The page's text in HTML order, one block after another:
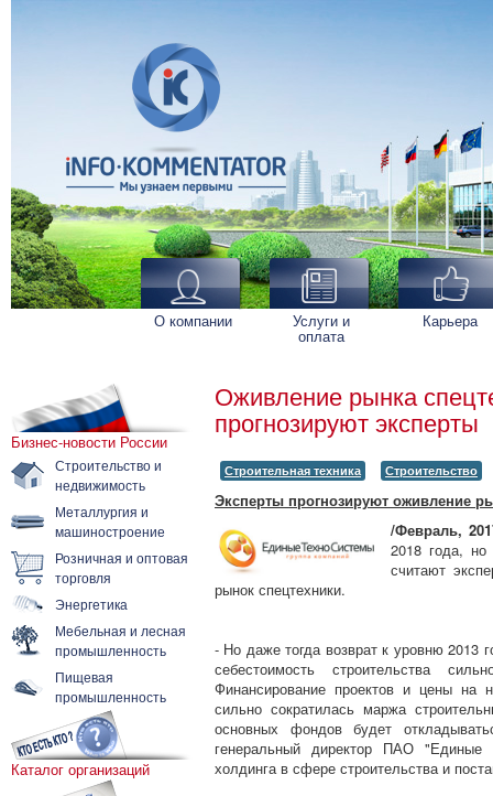
О компании Услуги и
оплата
Карьера
Бизнес-новости России
Строительство и
недвижимость
Металлургия и
машиностроение
Розничная и оптовая
торговля
Энергетика
Мебельная и лесная
промышленность
Пищевая
промышленность
Каталог организаций
Оживление рынка
прогнозируют эксперты
Строительная техника Строительство
Эксперты прогнозируют оживление
/Февраль,
2018 года, но
считают
рынок спецтехники.
- Но даже тогда возврат к уровню 2013
себестоимость строительства
Финансирование проектов и цены на
сильно сократилась маржа
основных фондов будет
генеральный директор ПАО
холдинга в сфере строительства и